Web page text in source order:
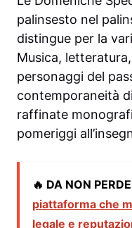
palinsesto nel
distingue per la
Musica,
personaggi del
contemporaneità
raffinate
pomeriggi
🔥 DA NON
piattaforma che
legale e